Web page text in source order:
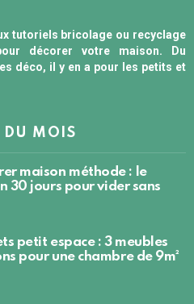
tutoriels bricolage ou recyclage
décorer votre maison. Du
déco, il y en a pour les petits et
MOIS
maison méthode : le
30 jours pour vider sans
petit espace : 3 meubles
pour une chambre de 9m²